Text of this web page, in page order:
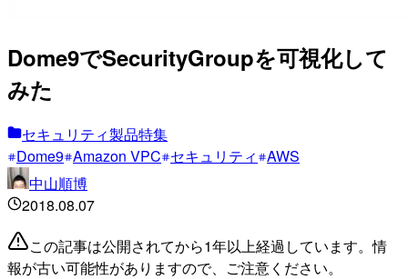
Dome9でSecurityGroupを可視化して
みた
セキュリティ製品特集
Dome9 Amazon VPC セキュリティ AWS
中山順博
2018.08.07
この記事は公開されてから1年以上経過しています。情
報が古い可能性がありますので、ご注意ください。